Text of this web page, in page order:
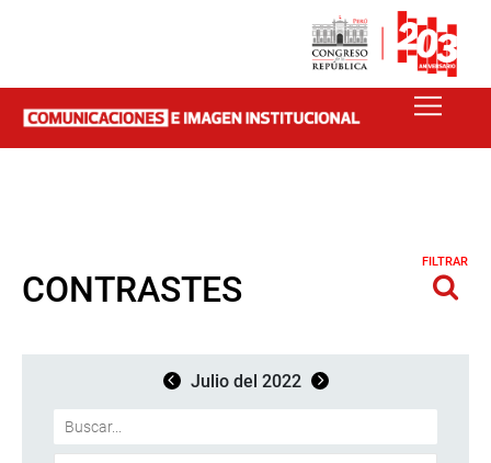
CONTRASTES
FILTRAR
Julio del 2022